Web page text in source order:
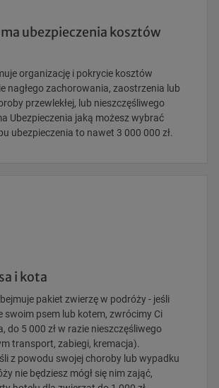
ubezpieczenia kosztów
organizację i pokrycie kosztów
nagłego zachorowania, zaostrzenia lub
przewlekłej, lub nieszczęśliwego
Ubezpieczenia jaką możesz wybrać
ubezpieczenia to nawet 3 000 000 zł.
i kota
pakiet zwierzę w podróży - jeśli
swoim psem lub kotem, zwrócimy Ci
do 5 000 zł w razie nieszczęśliwego
transport, zabiegi, kremacja).
z powodu swojej choroby lub wypadku
nie będziesz mógł się nim zająć,